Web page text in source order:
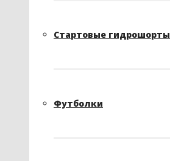
Стартовые гидрошорты
Футболки